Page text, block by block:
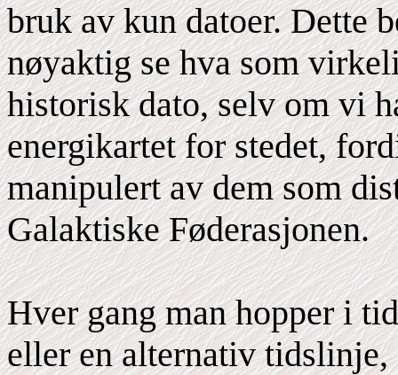
bruk av kun datoer. Dette
nøyaktig se hva som
historisk dato, selv om vi
energikartet for stedet,
manipulert av dem som
Galaktiske Føderasjonen.
Hver gang man hopper i
eller en alternativ